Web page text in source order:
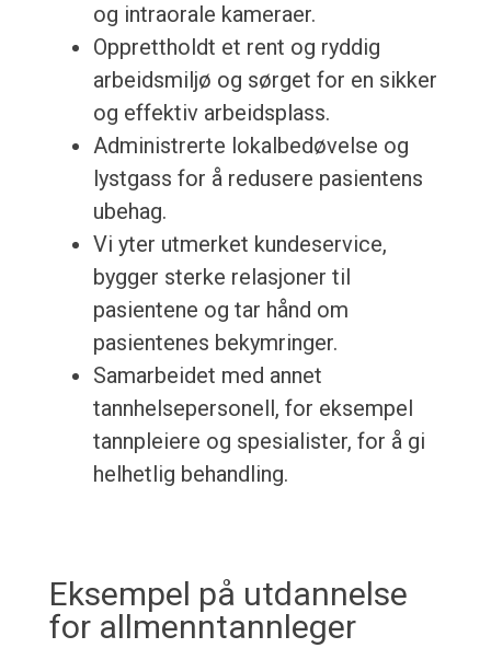
og intraorale kameraer.
Opprettholdt et rent og ryddig
arbeidsmiljø og sørget for en sikker
og effektiv arbeidsplass.
Administrerte lokalbedøvelse og
lystgass for å redusere pasientens
ubehag.
Vi yter utmerket kundeservice,
bygger sterke relasjoner til
pasientene og tar hånd om
pasientenes bekymringer.
Samarbeidet med annet
tannhelsepersonell, for eksempel
tannpleiere og spesialister, for å gi
helhetlig behandling.
Eksempel på utdannelse
for allmenntannleger